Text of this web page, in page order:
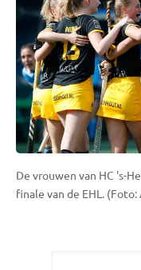
De vrouwen van HC 's-
finale van de EHL. (Foto: